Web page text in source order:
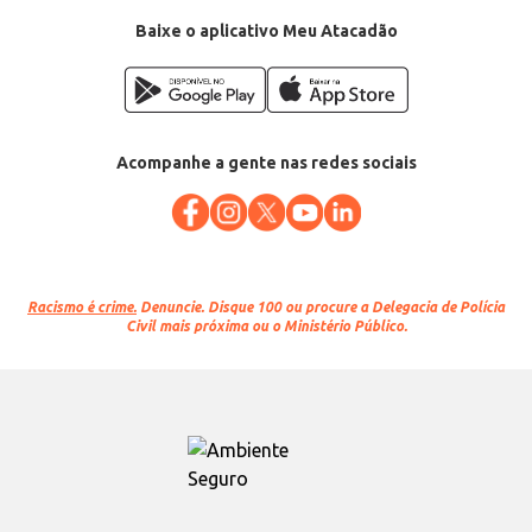
Baixe o aplicativo Meu Atacadão
Acompanhe a gente nas redes sociais
Racismo é crime. Denuncie. Disque 100 ou procure a Delegacia de Polícia
Civil mais próxima ou o Ministério Público.